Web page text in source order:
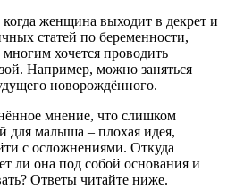
женщина выходит в декрет и
статей по беременности,
хочется проводить
Например, можно заняться
новорождённого.
мнение, что слишком
для малыша – плохая идея,
с осложнениями. Откуда
ли она под собой основания и
Ответы читайте ниже.